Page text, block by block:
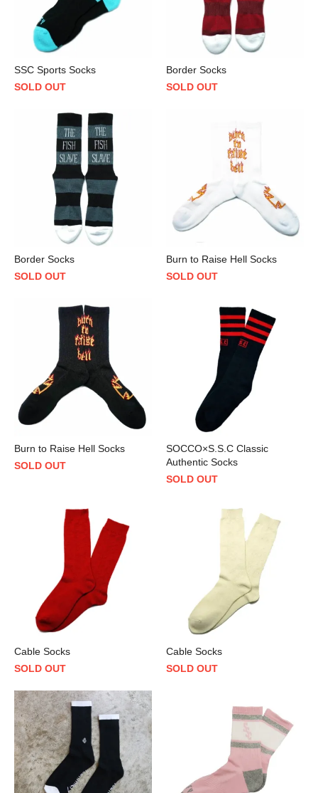
SSC Sports Socks
SOLD OUT
Border Socks
SOLD OUT
Border Socks
SOLD OUT
Burn to Raise Hell Socks
SOLD OUT
Burn to Raise Hell Socks
SOLD OUT
SOCCO×S.S.C Classic
Authentic Socks
SOLD OUT
Cable Socks
SOLD OUT
Cable Socks
SOLD OUT